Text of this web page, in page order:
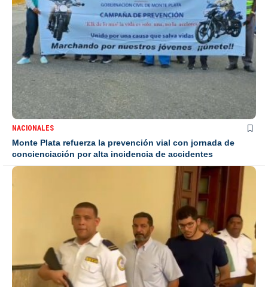
NACIONALES
Monte Plata refuerza la prevención vial con jornada de
concienciación por alta incidencia de accidentes